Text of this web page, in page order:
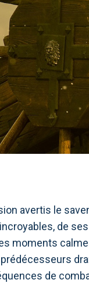
avertis le
de
moments
de